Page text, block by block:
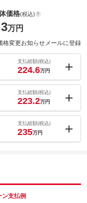
価格(税込)
万円
格変更お知らせメールに登録
支払総額(税込)
224.6万円
支払総額(税込)
223.2万円
支払総額(税込)
235万円
支払例